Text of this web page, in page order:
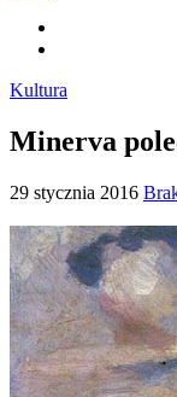
Kultura
Minerva
29 stycznia 2016